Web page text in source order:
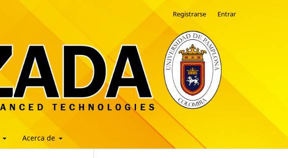
Acerca de
Registrarse Entrar